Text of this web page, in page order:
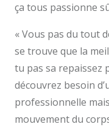
ça tous passionne
« Vous pas du tout
se trouve que la
tu pas sa repaissez
découvrez besoin
professionnelle
mouvement du